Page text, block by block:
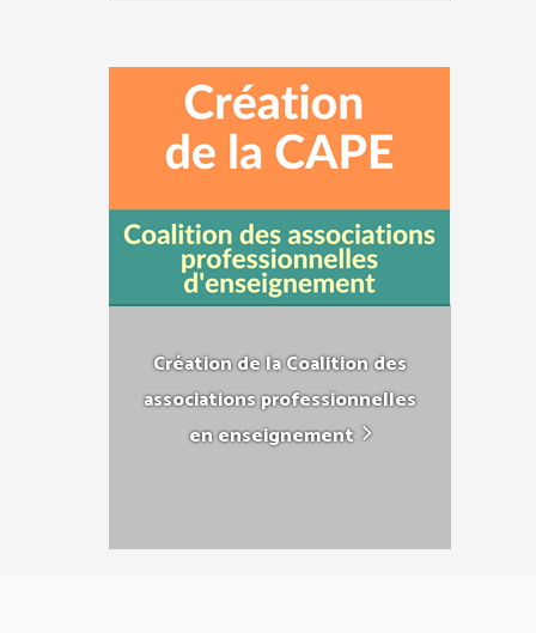
Création de la Coalition des
associations professionnelles
en enseignement